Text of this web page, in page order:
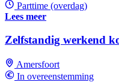
Parttime (overdag)
Lees meer
Zelfstandig werkend
Amersfoort
In overeenstemming